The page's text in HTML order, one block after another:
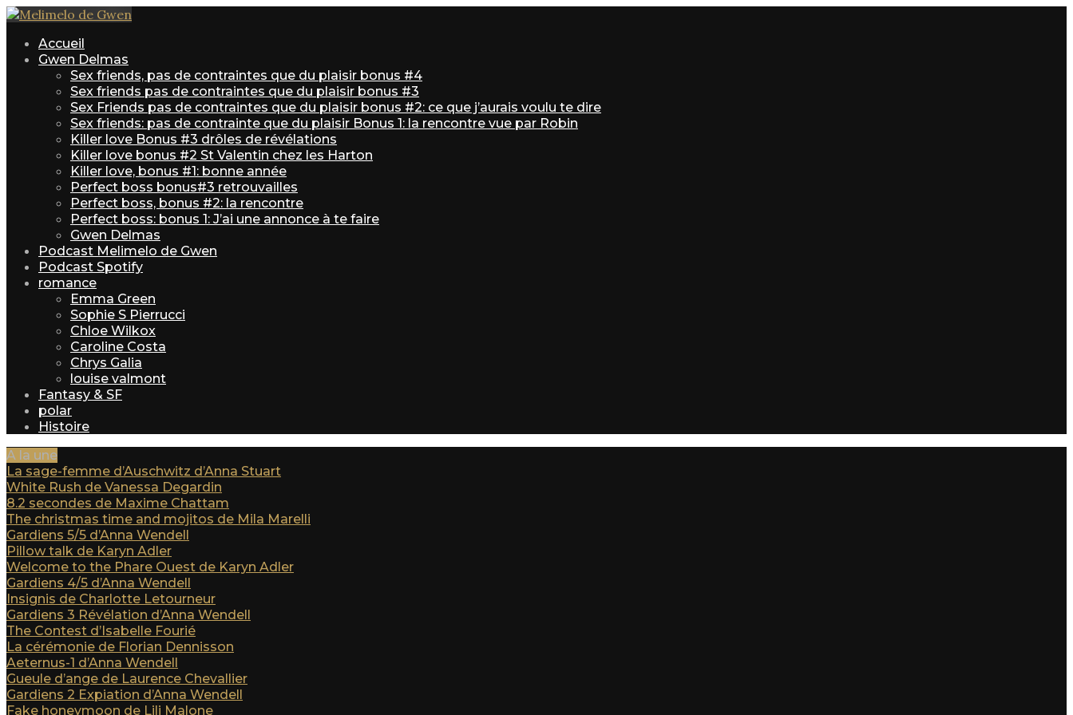
Accueil
Gwen Delmas
Sex friends, pas de contraintes que du plaisir bonus #4
Sex friends pas de contraintes que du plaisir bonus #3
Sex Friends pas de contraintes que du plaisir bonus #2: ce que j’aurais voulu te dire
Sex friends: pas de contrainte que du plaisir Bonus 1: la rencontre vue par Robin
Killer love Bonus #3 drôles de révélations
Killer love bonus #2 St Valentin chez les Harton
Killer love, bonus #1: bonne année
Perfect boss bonus#3 retrouvailles
Perfect boss, bonus #2: la rencontre
Perfect boss: bonus 1: J’ai une annonce à te faire
Gwen Delmas
Podcast Melimelo de Gwen
Podcast Spotify
romance
Emma Green
Sophie S Pierrucci
Chloe Wilkox
Caroline Costa
Chrys Galia
louise valmont
Fantasy & SF
polar
Histoire
A la une
La sage-femme d’Auschwitz d’Anna Stuart
White Rush de Vanessa Degardin
8.2 secondes de Maxime Chattam
The christmas time and mojitos de Mila Marelli
Gardiens 5/5 d’Anna Wendell
Pillow talk de Karyn Adler
Welcome to the Phare Ouest de Karyn Adler
Gardiens 4/5 d’Anna Wendell
Insignis de Charlotte Letourneur
Gardiens 3 Révélation d’Anna Wendell
The Contest d’Isabelle Fourié
La cérémonie de Florian Dennisson
Aeternus-1 d’Anna Wendell
Gueule d’ange de Laurence Chevallier
Gardiens 2 Expiation d’Anna Wendell
Fake honeymoon de Lili Malone